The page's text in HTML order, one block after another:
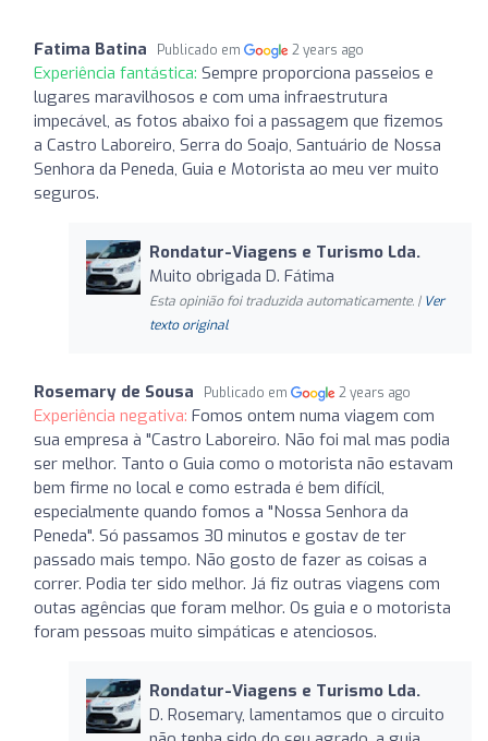
Fatima Batina Publicado em 2 years ago
Experiência fantástica: Sempre proporciona passeios e
lugares maravilhosos e com uma infraestrutura
impecável, as fotos abaixo foi a passagem que fizemos
a Castro Laboreiro, Serra do Soajo, Santuário de Nossa
Senhora da Peneda, Guia e Motorista ao meu ver muito
seguros.
Rondatur-Viagens e Turismo Lda.
Muito obrigada D. Fátima
Esta opinião foi traduzida automaticamente. | Ver
texto original
Rosemary de Sousa Publicado em 2 years ago
Experiência negativa: Fomos ontem numa viagem com
sua empresa à "Castro Laboreiro. Não foi mal mas podia
ser melhor. Tanto o Guia como o motorista não estavam
bem firme no local e como estrada é bem difícil,
especialmente quando fomos a "Nossa Senhora da
Peneda". Só passamos 30 minutos e gostav de ter
passado mais tempo. Não gosto de fazer as coisas a
correr. Podia ter sido melhor. Já fiz outras viagens com
outas agências que foram melhor. Os guia e o motorista
foram pessoas muito simpáticas e atenciosos.
Rondatur-Viagens e Turismo Lda.
D. Rosemary, lamentamos que o circuito